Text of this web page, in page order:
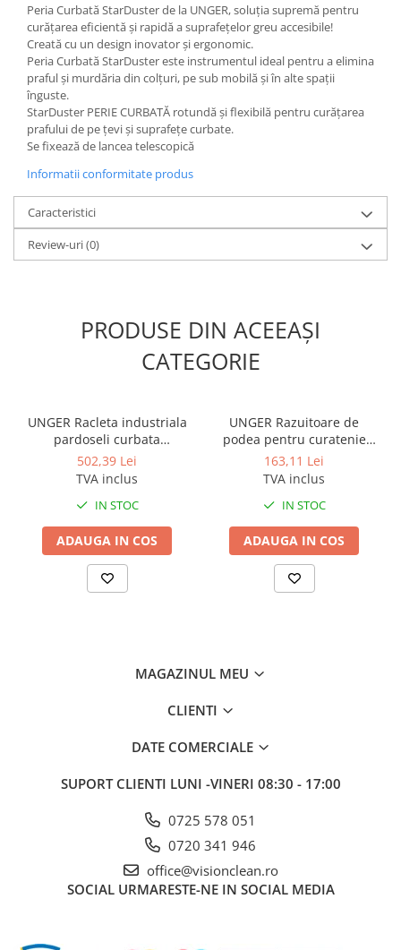
Peria Curbată StarDuster de la UNGER, soluția supremă pentru
curățarea eficientă și rapidă a suprafețelor greu accesibile!
Creată cu un design inovator și ergonomic.
Peria Curbată StarDuster este instrumentul ideal pentru a elimina
praful și murdăria din colțuri, pe sub mobilă și în alte spații
înguste.
StarDuster PERIE CURBATĂ rotundă și flexibilă pentru curățarea
prafului de pe țevi și suprafețe curbate.
Se fixează de lancea telescopică
Informatii conformitate produs
Caracteristici
Review-uri(0)
PRODUSE DIN ACEEAȘI
CATEGORIE
UNGER Racleta industriala
pardoseli curbata
AquaDozer 90 cm
502,39 Lei
TVA inclus
IN STOC
ADAUGA IN COS
UNGER Razuitoare de
podea pentru curatenie
usoara 1.2m
163,11 Lei
TVA inclus
IN STOC
ADAUGA IN COS
MAGAZINUL MEU
CLIENTI
DATE COMERCIALE
SUPORT CLIENTI LUNI -VINERI 08:30 - 17:00
0725 578 051
0720 341 946
office@visionclean.ro
SOCIAL URMARESTE-NE IN SOCIAL MEDIA